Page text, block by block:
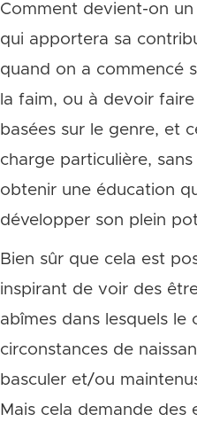
Comment devient-on
qui apportera sa
quand on a commencé
la faim, ou à devoir
basées sur le genre, et
charge particulière,
obtenir une éducation
développer son plein
Bien sûr que cela est
inspirant de voir des
abîmes dans lesquels le
circonstances de
basculer et/ou
Mais cela demande